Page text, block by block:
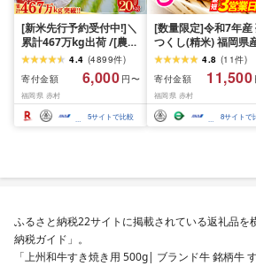
[新米先行予約受付中!]＼
累計467万kg出荷 /[農家
応援米]訳あり 令和7年産
令和8年産ふくきらり 夢
つくし 5kg 10kg 15kg
20kg [選べる品種・内容
量・出荷時期]複数原料
米 白米 精米 国産 限定
4.4 (4899件)
寄付金額
6,000 円〜
福岡県 赤村
5サイトで比較
[数量限定]令和7年産
つくし(精米) 福岡県
ランド米 10kg (品
番:3X11R7)
4.8 (11件)
寄付金額
11,500
福岡県 赤村
8サイトで
ふるさと納税22サイトに掲載されている返礼品を
納税ガイド」。
「上州和牛すき焼き用 500g| ブランド牛 銘柄牛